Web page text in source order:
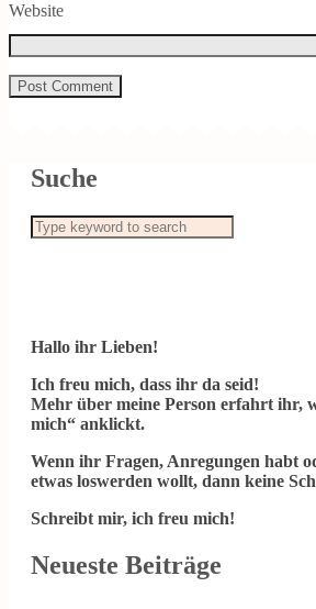
Website
Suche
Hallo ihr Lieben!
Ich freu mich, dass ihr da seid!
Mehr über meine Person erfahrt ihr,
mich“ anklickt.
Wenn ihr Fragen, Anregungen habt
etwas loswerden wollt, dann keine
Schreibt mir, ich freu mich!
Neueste Beiträge